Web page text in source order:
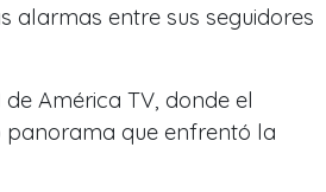
alarmas entre sus seguidores
de América TV, donde el
que enfrentó la